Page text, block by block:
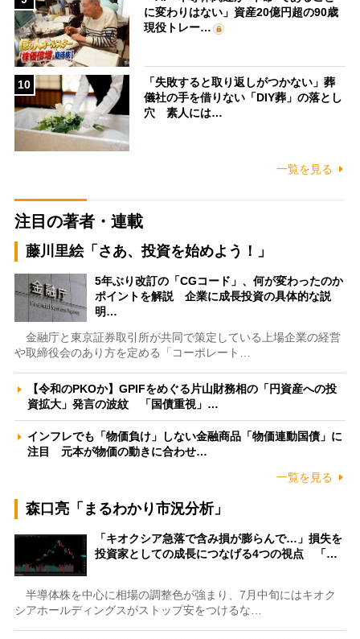
に変わりはない」資産20億円超の90歳
現役トレー…
10
「失敗すると取り返しがつかない」葬
儀社の手を借りない「DIY葬」の落とし
穴 素人には…
一覧を見る
注目の著者・連載
藤川里絵「さあ、投資を始めよう！」
5年ぶり改訂の「CGコード」、何が変わったのか
ポイントを解説 企業に成長投資の具体的な説
明…
金融庁と東京証券取引所が共同で策定している上場企業の経営
や取締役会のあり方を定める「コーポレート…
【令和のPKOか】GPIFをめぐる片山財務相の「円資産への投
資拡大」発言の波紋 「国債重視」…
インフレでも「物価負け」しない金融商品「物価連動国債」に
注目 元本が物価の動きに合わせ…
一覧を見る
森口亮「まるわかり市況分析」
「キオクシア急落で含み損が膨らんで…」損失を
投資家としての成長につなげる4つの視点 「…
半導体株を中心に相場の調整色が強まり、7月中旬にはキオク
シアホールディングスがストップ安をつけるな…